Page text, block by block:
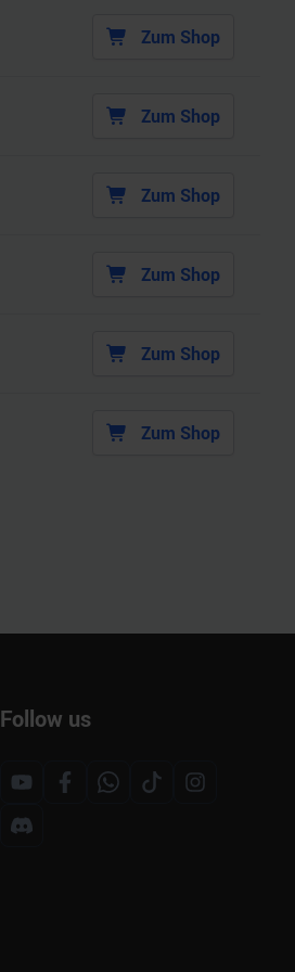
Zum Shop
Zum Shop
Zum Shop
Zum Shop
Zum Shop
Zum Shop
Follow us